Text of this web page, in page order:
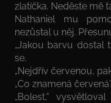
zlatíčka. Neděste mě
Nathaniel mu
nezůstal u něj.
„Jakou barvu dostal
se.
„Nejdřív červenou,
„Co znamená
„Bolest,“